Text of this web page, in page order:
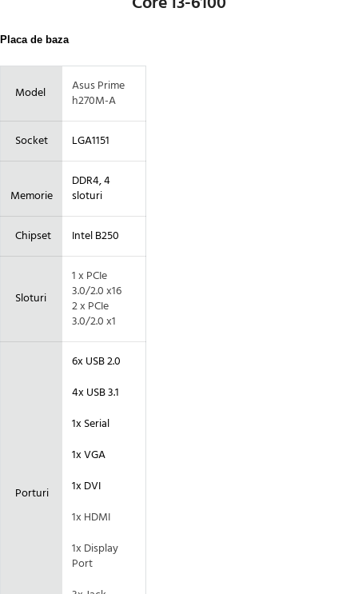
Placa de baza
Model
Asus Prime
h270M-A
Socket LGA1151
Memorie
DDR4, 4
sloturi
Chipset Intel B250
Sloturi
1 x PCIe
3.0/2.0 x16
2 x PCIe
3.0/2.0 x1
Porturi
6x USB 2.0
4x USB 3.1
1x Serial
1x VGA
1x DVI
1x HDMI
1x Display
Port